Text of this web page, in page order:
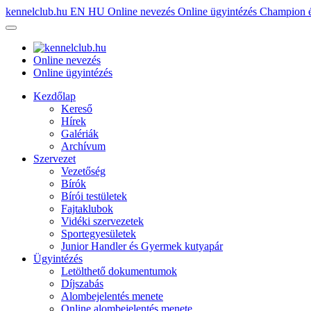
kennelclub.hu EN HU Online nevezés Online ügyintézés Champion
Online nevezés
Online ügyintézés
Kezdőlap
Kereső
Hírek
Galériák
Archívum
Szervezet
Vezetőség
Bírók
Bírói testületek
Fajtaklubok
Vidéki szervezetek
Sportegyesületek
Junior Handler és Gyermek kutyapár
Ügyintézés
Letölthető dokumentumok
Díjszabás
Alombejelentés menete
Online alombejelentés menete